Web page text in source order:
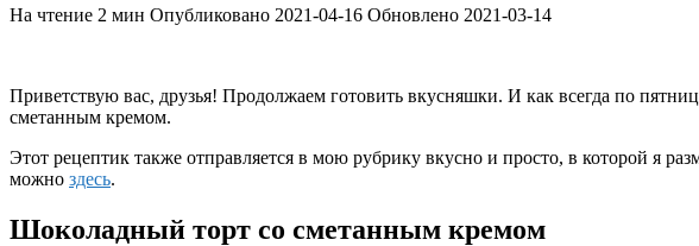
На чтение 2 мин Опубликовано 2021-04-16 Обновлено 2021-03-14
Приветствую вас, друзья! Продолжаем готовить вкусняшки. И как всегда по
сметанным кремом.
Этот рецептик также отправляется в мою рубрику вкусно и просто, в которой я
можно здесь.
Шоколадный торт со сметанным кремом